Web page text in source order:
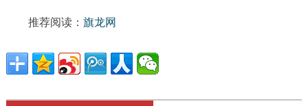
推荐阅读： 旗龙网